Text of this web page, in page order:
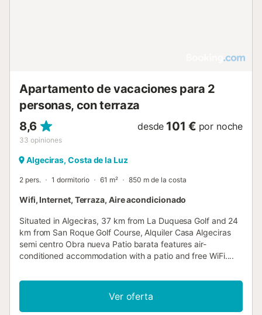
Apartamento de vacaciones para 2
personas, con terraza
8,6
33 opiniones
desde 101 € por noche
Algeciras, Costa de la Luz
2 pers. 1 dormitorio 61 m² 850 m de la costa
Wifi, Internet, Terraza, Aire acondicionado
Situated in Algeciras, 37 km from La Duquesa Golf and 24
km from San Roque Golf Course, Alquiler Casa Algeciras
semi centro Obra nueva Patio barata features air-
conditioned accommodation with a patio and free WiFi....
Ver oferta